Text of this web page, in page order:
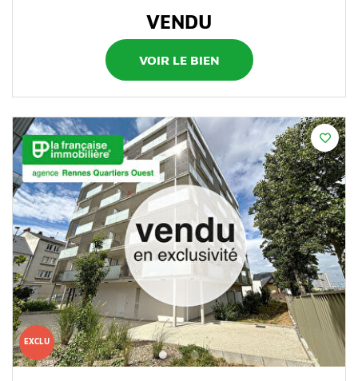
VENDU
VOIR LE BIEN
EXCLU